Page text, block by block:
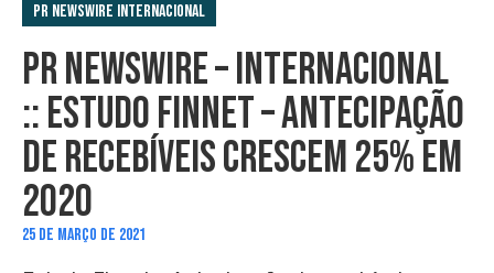
PR Newswire Internacional
PR NEWSWIRE – INTERNACIONAL
:: ESTUDO FINNET – ANTECIPAÇÃO
DE RECEBÍVEIS CRESCEM 25% EM
2020
25 DE MARÇO DE 2021